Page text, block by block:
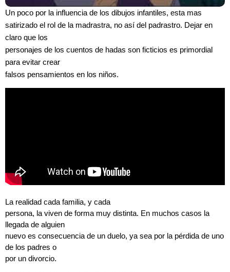
Un poco por la influencia de los dibujos infantiles, esta mas
satirizado el rol de la madrastra, no así del padrastro. Dejar en
claro que los
personajes de los cuentos de hadas son ficticios es primordial
para evitar crear
falsos pensamientos en los niños.
La realidad cada familia, y cada
persona, la viven de forma muy distinta. En muchos casos la
llegada de alguien
nuevo es consecuencia de un duelo, ya sea por la pérdida de uno
de los padres o
por un divorcio.